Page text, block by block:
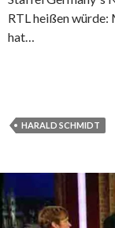
RTL heißen würde:
hat…
HARALD SCHMIDT